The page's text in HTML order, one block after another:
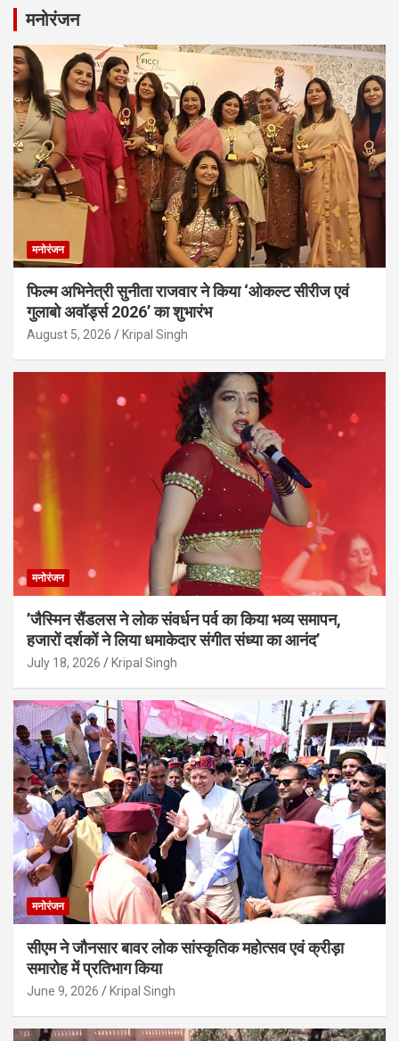
मनोरंजन
मनोरंजन
फिल्म अभिनेत्री सुनीता राजवार ने किया ‘ओकल्ट सीरीज एवं
गुलाबो अवॉर्ड्स 2026’ का शुभारंभ
August 5, 2026 Kripal Singh
मनोरंजन
’जैस्मिन सैंडलस ने लोक संवर्धन पर्व का किया भव्य समापन,
हजारों दर्शकों ने लिया धमाकेदार संगीत संध्या का आनंद’
July 18, 2026 Kripal Singh
मनोरंजन
सीएम ने जौनसार बावर लोक सांस्कृतिक महोत्सव एवं क्रीड़ा
समारोह में प्रतिभाग किया
June 9, 2026 Kripal Singh